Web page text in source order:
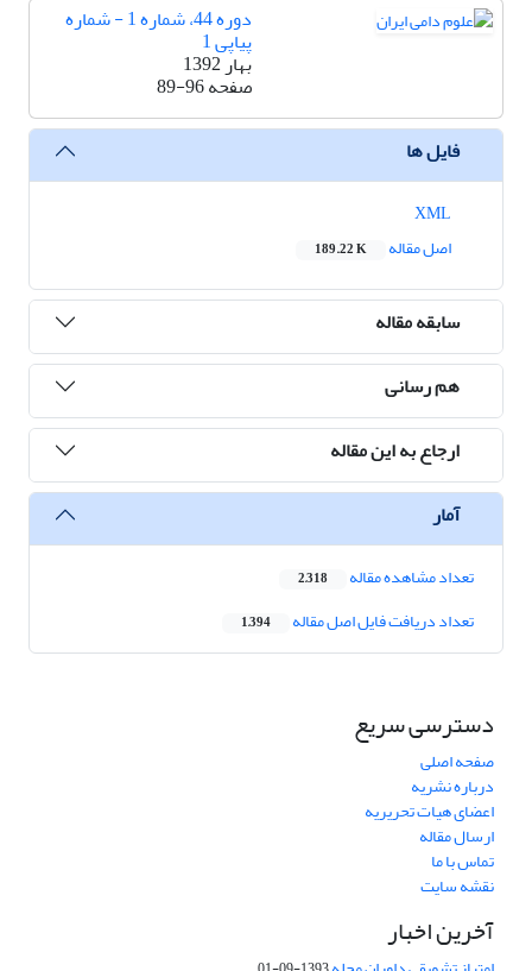
دوره 44، شماره 1 - شماره
پیاپی 1
بهار 1392
صفحه89-96
فایل ها
اصل مقاله
189.22 K
سابقه مقاله
هم رسانی
ارجاع به این مقاله
آمار
تعداد مشاهده مقاله 2,318
تعداد دریافت فایل اصل مقاله 1,394
دسترسی سریع
صفحه اصلی
درباره نشریه
اعضای هیات تحریریه
ارسال مقاله
تماس با ما
نقشه سایت
آخرین اخبار